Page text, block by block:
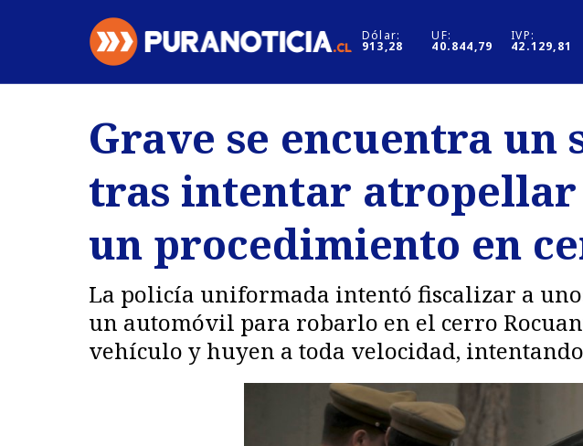
Dólar:
913,28
UF:
40.844,79
IVP:
42.129,81
Regiones
Deportes
Internacional
Motores Pura
Grave se encuentra un
tras intentar
un procedimiento en
La policía uniformada intentó fiscalizar a
un automóvil para robarlo en el cerro
vehículo y huyen a toda velocidad,